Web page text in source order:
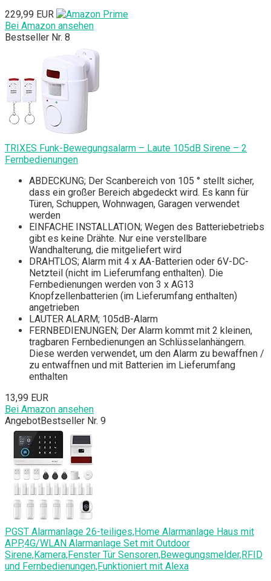
229,99 EUR
Bei Amazon ansehen
Bestseller Nr. 8
TRIXES Funk-Bewegungsalarm – Laute 105dB Sirene – 2
Fernbedienungen
ABDECKUNG; Der Scanbereich von 105 ° stellt sicher,
dass ein großer Bereich abgedeckt wird. Es kann für
Türen, Schuppen, Wohnwagen, Garagen verwendet
werden
EINFACHE INSTALLATION; Wegen des Batteriebetriebs
gibt es keine Drähte. Nur eine verstellbare
Wandhalterung, die mitgeliefert wird
DRAHTLOS; Alarm mit 4 x AA-Batterien oder 6V-DC-
Netzteil (nicht im Lieferumfang enthalten). Die
Fernbedienungen werden von 3 x AG13
Knopfzellenbatterien (im Lieferumfang enthalten)
angetrieben
LAUTER ALARM; 105dB-Alarm
FERNBEDIENUNGEN; Der Alarm kommt mit 2 kleinen,
tragbaren Fernbedienungen an Schlüsselanhängern.
Diese werden verwendet, um den Alarm zu bewaffnen /
zu entwaffnen und mit Batterien im Lieferumfang
enthalten
13,99 EUR
Bei Amazon ansehen
AngebotBestseller Nr. 9
PGST Alarmanlage 26-teiliges,Home Alarmanlage Haus mit
APP,4G/WLAN Alarmanlage Set mit Outdoor
Sirene,Kamera,Fenster Tür Sensoren,Bewegungsmelder,RFID
und Fernbedienungen,Funktioniert mit Alexa